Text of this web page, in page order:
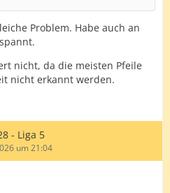
Problem. Habe auch an
nicht, da die meisten Pfeile
nicht erkannt werden.
- Liga 5
um 21:04